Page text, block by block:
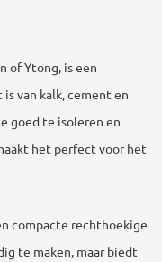
of Ytong, is een
van kalk, cement en
goed te isoleren en
het perfect voor het
compacte rechthoekige
te maken, maar biedt